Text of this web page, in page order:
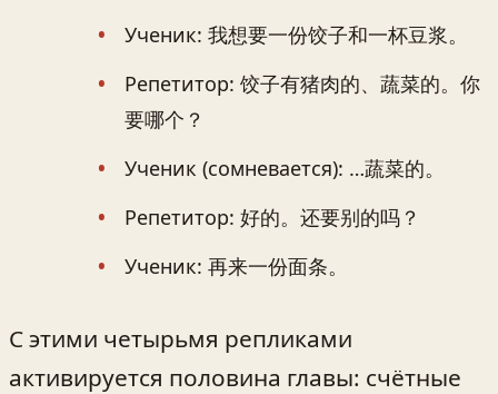
Ученик: 我想要一份饺子和一杯豆浆。
Репетитор: 饺子有猪肉的、蔬菜的。你
要哪个？
Ученик (сомневается): …蔬菜的。
Репетитор: 好的。还要别的吗？
Ученик: 再来一份面条。
С этими четырьмя репликами
активируется половина главы: счётные